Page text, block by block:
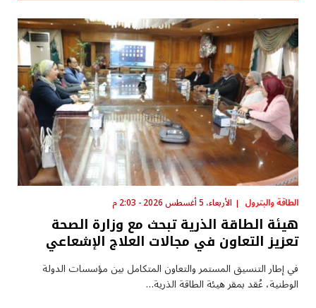
الطاقة والبترول الأربعاء، 5 أغسطس 2026 - 2:03 م
هيئة الطاقة الذرية تبحث مع وزارة الصحة
تعزيز التعاون في مجالات العلاج الإشعاعي
في إطار التنسيق المستمر والتعاون المتكامل بين مؤسسات الدولة
الوطنية، عُقد بمقر هيئة الطاقة الذرية…